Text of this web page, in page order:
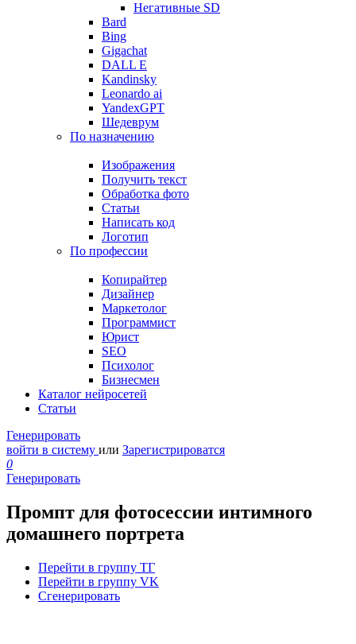
Негативные SD
Bard
Bing
Gigachat
DALL E
Kandinsky
Leonardo ai
YandexGPT
Шедеврум
По назначению
Изображения
Получить текст
Обработка фото
Статьи
Написать код
Логотип
По профессии
Копирайтер
Дизайнер
Маркетолог
Программист
Юрист
SEO
Психолог
Бизнесмен
Каталог нейросетей
Статьи
Генерировать
войти в систему или Зарегистрироватся
0
Генерировать
Промпт для фотосессии интимного
домашнего портрета
Перейти в группу ТГ
Перейти в группу VK
Сгенерировать